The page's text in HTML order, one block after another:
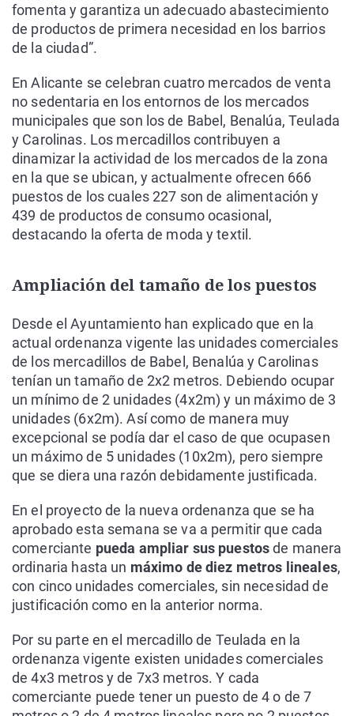
fomenta y garantiza un adecuado abastecimiento
de productos de primera necesidad en los barrios
de la ciudad”.
En Alicante se celebran cuatro mercados de venta
no sedentaria en los entornos de los mercados
municipales que son los de Babel, Benalúa, Teulada
y Carolinas. Los mercadillos contribuyen a
dinamizar la actividad de los mercados de la zona
en la que se ubican, y actualmente ofrecen 666
puestos de los cuales 227 son de alimentación y
439 de productos de consumo ocasional,
destacando la oferta de moda y textil.
Ampliación del tamaño de los puestos
Desde el Ayuntamiento han explicado que en la
actual ordenanza vigente las unidades comerciales
de los mercadillos de Babel, Benalúa y Carolinas
tenían un tamaño de 2x2 metros. Debiendo ocupar
un mínimo de 2 unidades (4x2m) y un máximo de 3
unidades (6x2m). Así como de manera muy
excepcional se podía dar el caso de que ocupasen
un máximo de 5 unidades (10x2m), pero siempre
que se diera una razón debidamente justificada.
En el proyecto de la nueva ordenanza que se ha
aprobado esta semana se va a permitir que cada
comerciante pueda ampliar sus puestosde manera
ordinaria hasta un máximo de diez metros lineales,
con cinco unidades comerciales, sin necesidad de
justificación como en la anterior norma.
Por su parte en el mercadillo de Teulada en la
ordenanza vigente existen unidades comerciales
de 4x3 metros y de 7x3 metros. Y cada
comerciante puede tener un puesto de 4 o de 7